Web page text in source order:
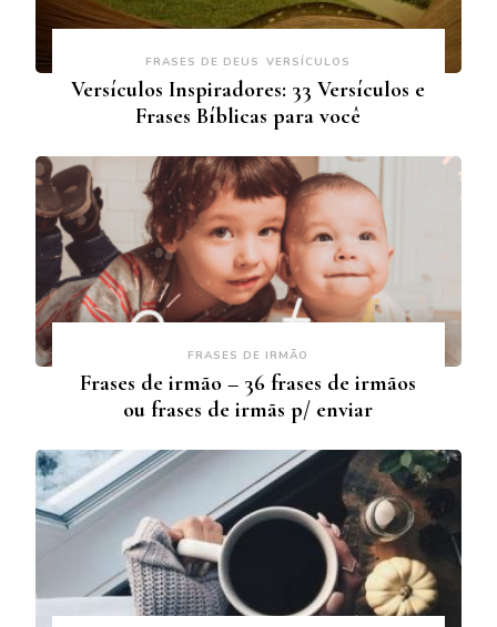
FRASES DE DEUS VERSÍCULOS
Versículos Inspiradores: 33 Versículos e
Frases Bíblicas para você
FRASES DE IRMÃO
Frases de irmão – 36 frases de irmãos
ou frases de irmãs p/ enviar